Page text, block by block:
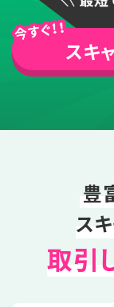
スキ
豊
ス
取引